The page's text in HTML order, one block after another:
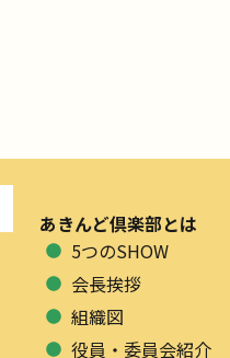
あきんど倶楽部とは
5つのSHOW
会長挨拶
組織図
役員・委員会紹介